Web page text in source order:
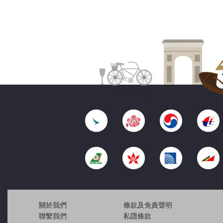
關於我們
聯繫我們
條款及免責聲明
私隱條款